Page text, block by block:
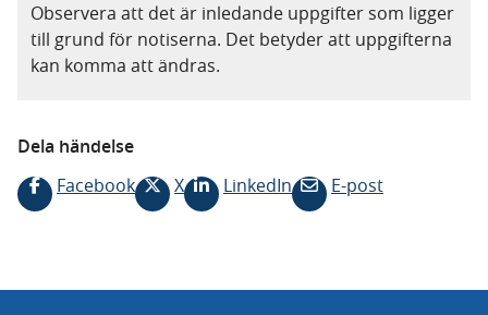
Observera att det är inledande uppgifter som ligger
till grund för notiserna. Det betyder att uppgifterna
kan komma att ändras.
Dela händelse
Facebook
X LinkedIn E-post